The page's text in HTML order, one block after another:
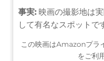
事実: 映画の撮影地は
して有名なスポットで
この映画はAmazonプラ
をご利